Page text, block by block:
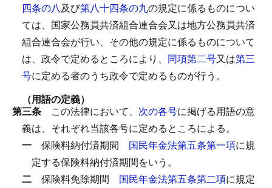
四条の八及び第八十四条の九の規定に係るものについ
ては、国家公務員共済組合連合会又は地方公務員共済
組合連合会が行い、その他の規定に係るものについて
は、政令で定めるところにより、 同項第二号又は第三
号に定める者のうち政令で定めるものが行う。
（用語の定義）
第三条
この法律において、 次の各号に掲げる用語の意
義は、それぞれ当該各号に定めるところによる。
一
保険料納付済期間 国民年金法第五条第一項に規
定する保険料納付済期間をいう。
二
保険料免除期間 国民年金法第五条第二項に規定